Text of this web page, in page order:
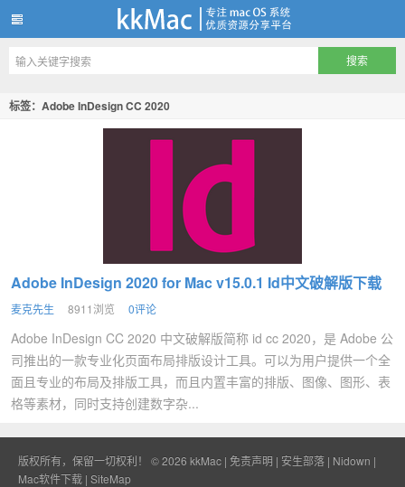
kkMac
标签：Adobe InDesign CC 2020
Adobe InDesign 2020 for Mac v15.0.1 Id中文破解版下载
麦克先生 8911浏览 0评论
Adobe InDesign CC 2020 中文破解版简称 id cc 2020，是 Adobe 公
司推出的一款专业化页面布局排版设计工具。可以为用户提供一个全
面且专业的布局及排版工具，而且内置丰富的排版、图像、图形、表
格等素材，同时支持创建数字杂...
版权所有，保留一切权利！ © 2026 kkMac | 免责声明 | 安生部落 | Nidown |
Mac软件下载 | SiteMap